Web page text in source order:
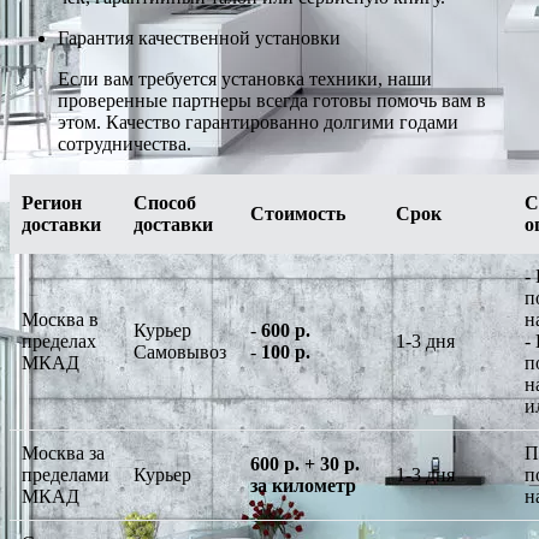
Гарантия качественной установки
Если вам требуется установка техники, наши
проверенные партнеры всегда готовы помочь вам в
этом. Качество гарантированно долгими годами
сотрудничества.
Регион
доставки
Способ
доставки
Стоимость Срок
Москва в
пределах
МКАД
Курьер
Самовывоз
-600 р.
-100 р.
1-3 дня
-
-
Москва за
пределами
МКАД
Курьер
600 р. + 30 р.
за километр
1-3 дня